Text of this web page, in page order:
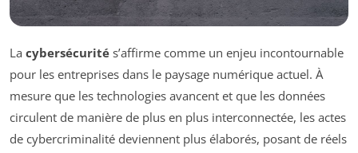
La cybersécurité s’affirme comme un enjeu incontournable
pour les entreprises dans le paysage numérique actuel. À
mesure que les technologies avancent et que les données
circulent de manière de plus en plus interconnectée, les actes
de cybercriminalité deviennent plus élaborés, posant de réels